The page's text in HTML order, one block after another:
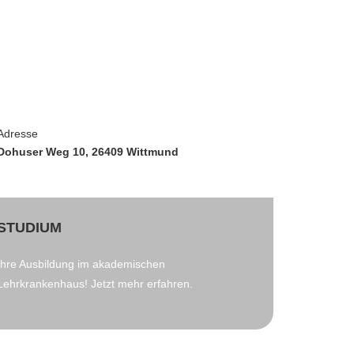
Weg 10, 26409 Wittmund
Ausbildung im akademischen
Jetzt mehr erfahren.